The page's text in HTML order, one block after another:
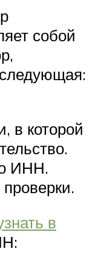
собой
в которой
ИНН.
в